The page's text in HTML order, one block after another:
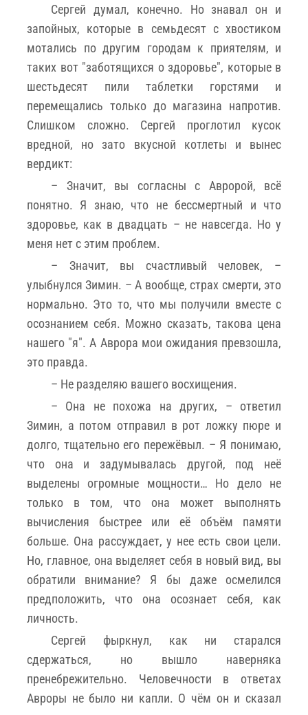
Сергей думал, конечно. Но знавал он и
запойных, которые в семьдесят с хвостиком
мотались по другим городам к приятелям, и
таких вот "заботящихся о здоровье", которые в
шестьдесят пили таблетки горстями и
перемещались только до магазина напротив.
Слишком сложно. Сергей проглотил кусок
вредной, но зато вкусной котлеты и вынес
вердикт:
– Значит, вы согласны с Авророй, всë
понятно. Я знаю, что не бессмертный и что
здоровье, как в двадцать – не навсегда. Но у
меня нет с этим проблем.
– Значит, вы счастливый человек, –
улыбнулся Зимин. – А вообще, страх смерти, это
нормально. Это то, что мы получили вместе с
осознанием себя. Можно сказать, такова цена
нашего "я". А Аврора мои ожидания превзошла,
это правда.
– Не разделяю вашего восхищения.
– Она не похожа на других, – ответил
Зимин, а потом отправил в рот ложку пюре и
долго, тщательно его пережёвыл. – Я понимаю,
что она и задумывалась другой, под неë
выделены огромные мощности… Но дело не
только в том, что она может выполнять
вычисления быстрее или её объëм памяти
больше. Она рассуждает, у нее есть свои цели.
Но, главное, она выделяет себя в новый вид, вы
обратили внимание? Я бы даже осмелился
предположить, что она осознает себя, как
личность.
Сергей фыркнул, как ни старался
сдержаться, но вышло наверняка
пренебрежительно. Человечности в ответах
Авроры не было ни капли. О чëм он и сказал